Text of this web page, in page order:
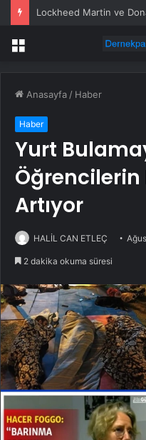
Menü
Anasayfa / Haber
Haber
Yurt
Öğrencilerin
Artıyor
HALİL CAN ETLEÇ
2 dakika okuma süresi